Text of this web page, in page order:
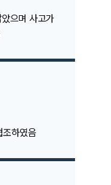
업무
으며 사고가
하였음